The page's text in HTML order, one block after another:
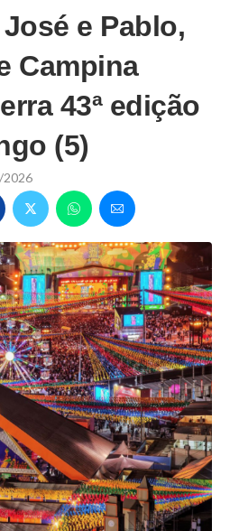
e Pablo,
Campina
43ª edição
(5)